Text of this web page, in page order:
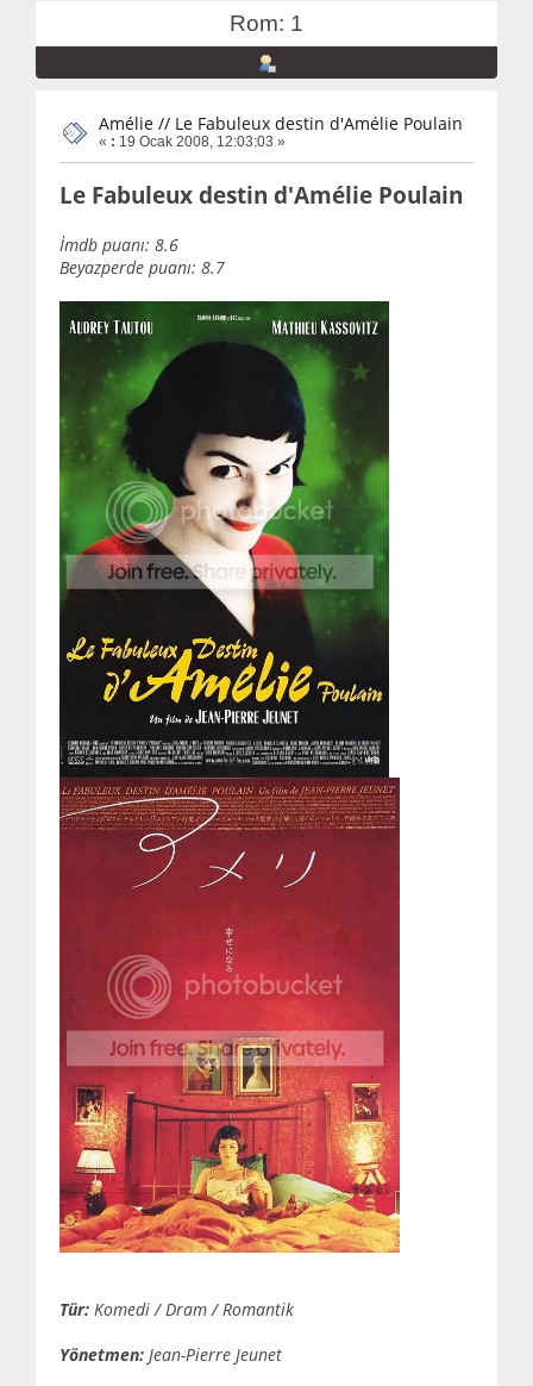
Rom: 1
Amélie // Le Fabuleux destin d'Amélie Poulain
« : 19 Ocak 2008, 12:03:03 »
Le Fabuleux destin d'Amélie Poulain
İmdb puanı: 8.6
Beyazperde puanı: 8.7
Tür: Komedi / Dram / Romantik
Yönetmen: Jean-Pierre Jeunet